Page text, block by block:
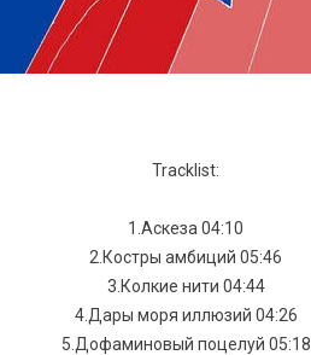
Tracklist:
1.Аскеза 04:10
2.Костры амбиций 05:46
3.Колкие нити 04:44
4.Дары моря иллюзий 04:26
5.Дофаминовый поцелуй 05:18